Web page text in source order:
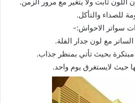
للصداء والتأكل.
سواتر الاحواش:-
مع لون جدار الفلة.
مبتكرة بحيث تأتي بمنظر جذاب.
حيث لايستغرق يوم واحد.